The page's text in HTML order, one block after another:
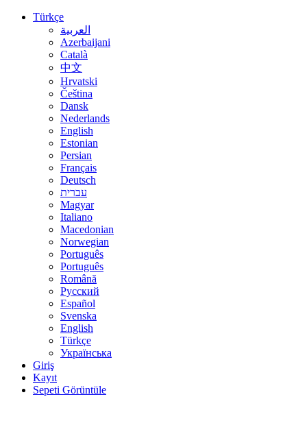
Türkçe
العربية
Azerbaijani
Català
中文
Hrvatski
Čeština
Dansk
Nederlands
English
Estonian
Persian
Français
Deutsch
עברית
Magyar
Italiano
Macedonian
Norwegian
Português
Português
Română
Русский
Español
Svenska
English
Türkçe
Українська
Giriş
Kayıt
Sepeti Görüntüle